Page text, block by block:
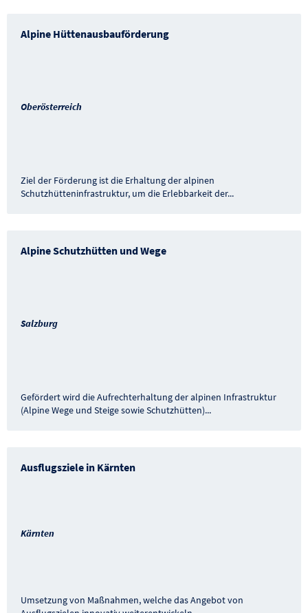
Alpine Hüttenausbauförderung
Oberösterreich
Ziel der Förderung ist die Erhaltung der alpinen
Schutzhütteninfrastruktur, um die Erlebbarkeit der...
Alpine Schutzhütten und Wege
Salzburg
Gefördert wird die Aufrechterhaltung der alpinen Infrastruktur
(Alpine Wege und Steige sowie Schutzhütten)...
Ausflugsziele in Kärnten
Kärnten
Umsetzung von Maßnahmen, welche das Angebot von